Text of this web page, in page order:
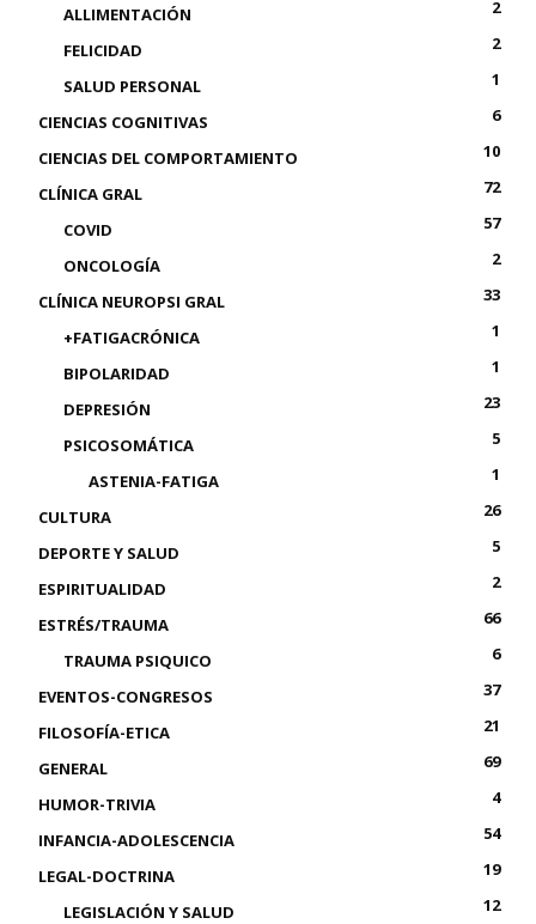
ALLIMENTACIÓN
2
FELICIDAD
2
SALUD PERSONAL
1
CIENCIAS COGNITIVAS
6
CIENCIAS DEL COMPORTAMIENTO
10
CLÍNICA GRAL
72
COVID
57
ONCOLOGÍA
2
CLÍNICA NEUROPSI GRAL
33
+FATIGACRÓNICA
1
BIPOLARIDAD
1
DEPRESIÓN
23
PSICOSOMÁTICA
5
ASTENIA-FATIGA
1
CULTURA
26
DEPORTE Y SALUD
5
ESPIRITUALIDAD
2
ESTRÉS/TRAUMA
66
TRAUMA PSIQUICO
6
EVENTOS-CONGRESOS
37
FILOSOFÍA-ETICA
21
GENERAL
69
HUMOR-TRIVIA
4
INFANCIA-ADOLESCENCIA
54
LEGAL-DOCTRINA
19
LEGISLACIÓN Y SALUD
12